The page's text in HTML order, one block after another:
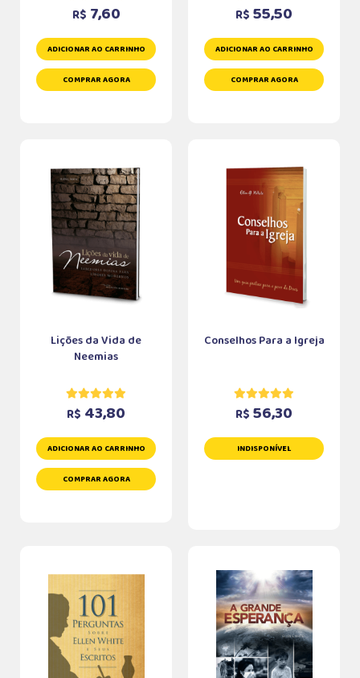
R$ 7,60
ADICIONAR AO CARRINHO
COMPRAR AGORA
R$ 55,50
ADICIONAR AO CARRINHO
COMPRAR AGORA
Lições da Vida de
Neemias
R$ 43,80
ADICIONAR AO CARRINHO
COMPRAR AGORA
Conselhos Para a Igreja
R$ 56,30
INDISPONÍVEL